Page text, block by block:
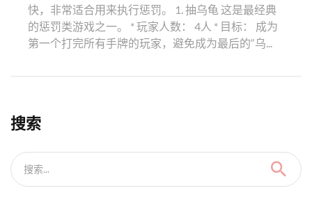
快，非常适合用来执行惩罚。 1. 抽乌龟 这是最经典
的惩罚类游戏之一。 * 玩家人数： 4人 * 目标： 成为
第一个打完所有手牌的玩家，避免成为最后的“乌...
搜索
搜索...